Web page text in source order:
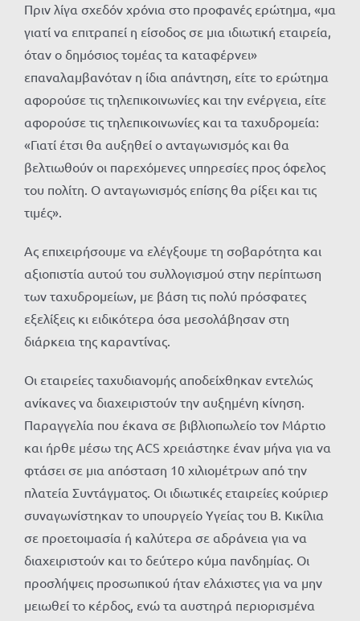
Πριν λίγα σχεδόν χρόνια στο προφανές ερώτημα, «μα
γιατί να επιτραπεί η είσοδος σε μια ιδιωτική εταιρεία,
όταν ο δημόσιος τομέας τα καταφέρνει»
επαναλαμβανόταν η ίδια απάντηση, είτε το ερώτημα
αφορούσε τις τηλεπικοινωνίες και την ενέργεια, είτε
αφορούσε τις τηλεπικοινωνίες και τα ταχυδρομεία:
«Γιατί έτσι θα αυξηθεί ο ανταγωνισμός και θα
βελτιωθούν οι παρεχόμενες υπηρεσίες προς όφελος
του πολίτη. Ο ανταγωνισμός επίσης θα ρίξει και τις
τιμές».
Ας επιχειρήσουμε να ελέγξουμε τη σοβαρότητα και
αξιοπιστία αυτού του συλλογισμού στην περίπτωση
των ταχυδρομείων, με βάση τις πολύ πρόσφατες
εξελίξεις κι ειδικότερα όσα μεσολάβησαν στη
διάρκεια της καραντίνας.
Οι εταιρείες ταχυδιανομής αποδείχθηκαν εντελώς
ανίκανες να διαχειριστούν την αυξημένη κίνηση.
Παραγγελία που έκανα σε βιβλιοπωλείο τον Μάρτιο
και ήρθε μέσω της ACS χρειάστηκε έναν μήνα για να
φτάσει σε μια απόσταση 10 χιλιομέτρων από την
πλατεία Συντάγματος. Οι ιδιωτικές εταιρείες κούριερ
συναγωνίστηκαν το υπουργείο Υγείας του Β. Κικίλια
σε προετοιμασία ή καλύτερα σε αδράνεια για να
διαχειριστούν και το δεύτερο κύμα πανδημίας. Οι
προσλήψεις προσωπικού ήταν ελάχιστες για να μην
μειωθεί το κέρδος, ενώ τα αυστηρά περιορισμένα